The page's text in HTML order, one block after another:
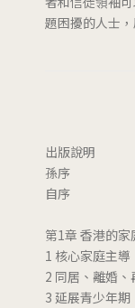
題困擾的人士
出版說明
孫序
自序
第1章 香港的家
1 核心家庭主導
2 同居、離婚、
3 延展青少年期